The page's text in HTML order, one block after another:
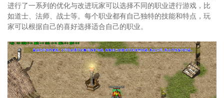
进行了一系列的优化与改进玩家可以选择不同的职业进行游戏，比
如道士、法师、战士等。每个职业都有自己独特的技能和特点，玩
家可以根据自己的喜好选择适合自己的职业。